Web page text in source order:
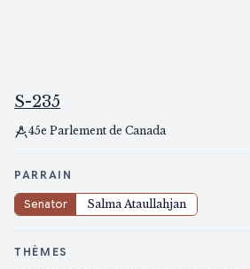
S-235
45e Parlement de Canada
PARRAIN
Senator Salma Ataullahjan
THÈMES